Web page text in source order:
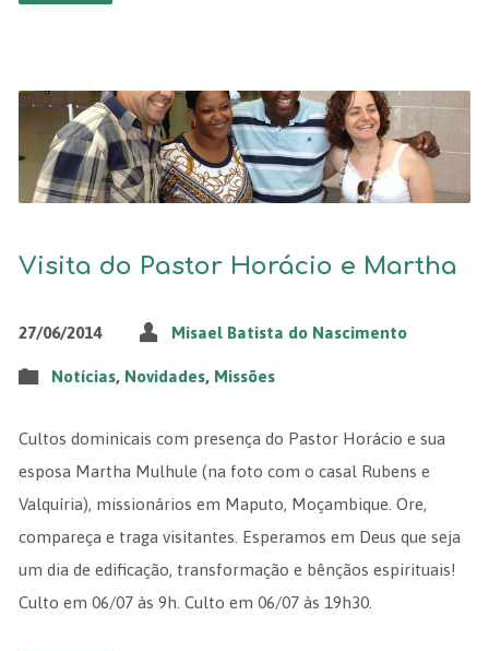
Visita do Pastor Horácio e Martha
27/06/2014 Misael Batista do Nascimento
Notícias, Novidades, Missões
Cultos dominicais com presença do Pastor Horácio e sua
esposa Martha Mulhule (na foto com o casal Rubens e
Valquíria), missionários em Maputo, Moçambique. Ore,
compareça e traga visitantes. Esperamos em Deus que seja
um dia de edificação, transformação e bênçãos espirituais!
Culto em 06/07 às 9h. Culto em 06/07 às 19h30.